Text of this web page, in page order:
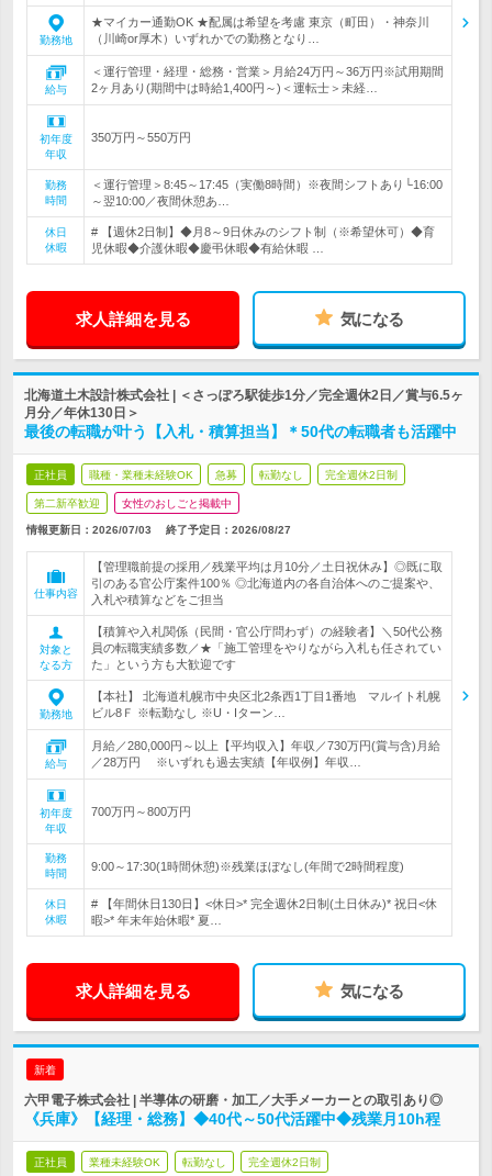
勤務地
★マイカー通勤OK ★配属は希望を考慮 東京（町田）・神奈川
（川崎or厚木）いずれかでの勤務となり…
給与
＜運行管理・経理・総務・営業＞月給24万円～36万円※試用期間
2ヶ月あり(期間中は時給1,400円～)＜運転士＞未経…
初年度
年収
350万円～550万円
勤務
時間
＜運行管理＞8:45～17:45（実働8時間）※夜間シフトあり└16:00
～翌10:00／夜間休憩あ…
休日
休暇
# 【週休2日制】◆月8～9日休みのシフト制（※希望休可）◆育
児休暇◆介護休暇◆慶弔休暇◆有給休暇 …
求人詳細を見る 気になる
北海道土木設計株式会社 | ＜さっぽろ駅徒歩1分／完全週休2日／賞与6.5ヶ
月分／年休130日＞
最後の転職が叶う【入札・積算担当】＊50代の転職者も活躍中
正社員 職種・業種未経験OK 急募 転勤なし 完全週休2日制
第二新卒歓迎 女性のおしごと掲載中
情報更新日：2026/07/03 終了予定日： 2026/08/27
仕事内容
【管理職前提の採用／残業平均は月10分／土日祝休み】◎既に取
引のある官公庁案件100％ ◎北海道内の各自治体へのご提案や、
入札や積算などをご担当
対象と
なる方
【積算や入札関係（民間・官公庁問わず）の経験者】＼50代公務
員の転職実績多数／★「施工管理をやりながら入札も任されてい
た」という方も大歓迎です
勤務地
【本社】 北海道札幌市中央区北2条西1丁目1番地 マルイト札幌
ビル8Ｆ ※転勤なし ※U・Iターン…
給与
月給／280,000円～以上【平均収入】年収／730万円(賞与含)月給
／28万円 ※いずれも過去実績【年収例】年収…
初年度
年収
700万円～800万円
勤務
時間
9:00～17:30(1時間休憩)※残業ほぼなし(年間で2時間程度)
休日
休暇
# 【年間休日130日】<休日>* 完全週休2日制(土日休み)* 祝日<休
暇>* 年末年始休暇* 夏…
求人詳細を見る 気になる
新着
六甲電子株式会社 | 半導体の研磨・加工／大手メーカーとの取引あり◎
《兵庫》【経理・総務】◆40代～50代活躍中◆残業月10h程
正社員 業種未経験OK 転勤なし 完全週休2日制